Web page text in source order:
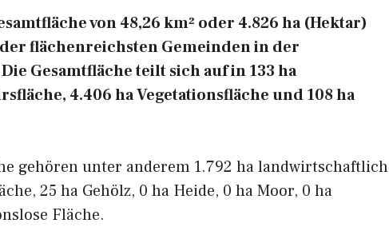
von 48,26 km² oder 4.826 ha (Hektar)
flächenreichsten Gemeinden in der
Gesamtfläche teilt sich auf in 133 ha
4.406 ha Vegetationsfläche und 108 ha
gehören unter anderem 1.792 ha landwirtschaftlich
25 ha Gehölz, 0 ha Heide, 0 ha Moor, 0 ha
Fläche.